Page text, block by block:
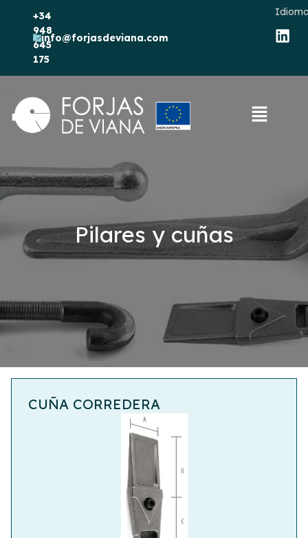
+34
948
645
175
info@forjasdeviana.com
Pilares y cuñas
CUÑA CORREDERA